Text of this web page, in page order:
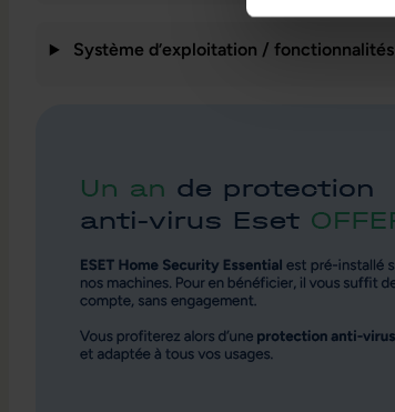
Système d’exploitation / fonctionnalités